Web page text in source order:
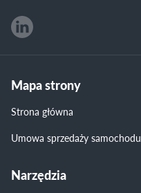
Mapa strony
Strona główna
Umowa sprzedaży samochodu
Narzędzia